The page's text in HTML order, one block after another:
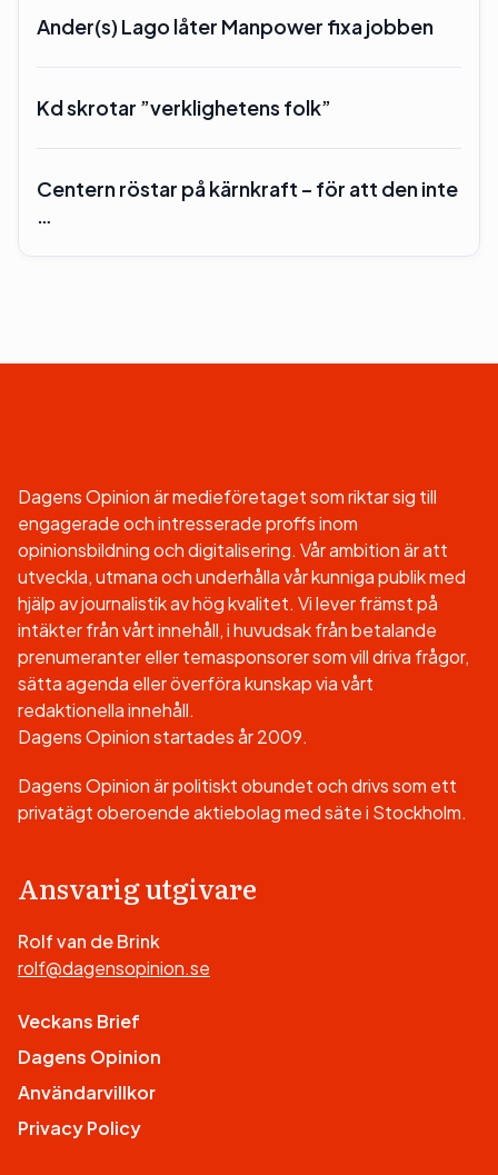
Ander(s) Lago låter Manpower fixa jobben
Kd skrotar ”verklighetens folk”
Centern röstar på kärnkraft – för att den inte
…
Dagens Opinion är medieföretaget som riktar sig till
engagerade och intresserade proffs inom
opinionsbildning och digitalisering. Vår ambition är att
utveckla, utmana och underhålla vår kunniga publik med
hjälp av journalistik av hög kvalitet. Vi lever främst på
intäkter från vårt innehåll, i huvudsak från betalande
prenumeranter eller temasponsorer som vill driva frågor,
sätta agenda eller överföra kunskap via vårt
redaktionella innehåll.
Dagens Opinion startades år 2009.
Dagens Opinion är politiskt obundet och drivs som ett
privatägt oberoende aktiebolag med säte i Stockholm.
Ansvarig utgivare
Rolf van de Brink
rolf@dagensopinion.se
Veckans Brief
Dagens Opinion
Användarvillkor
Privacy Policy